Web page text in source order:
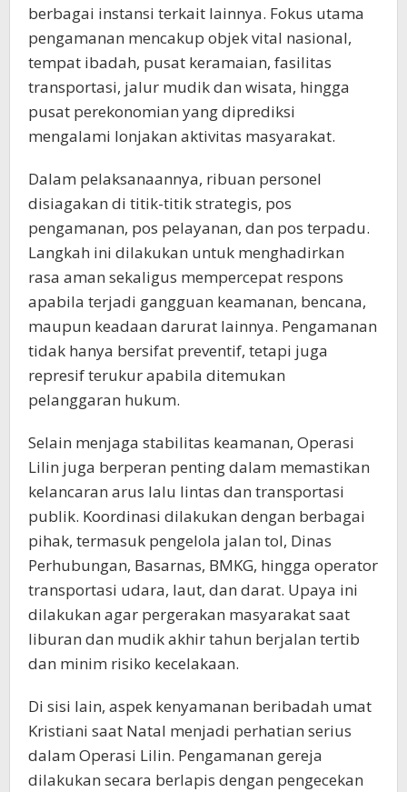
berbagai instansi terkait lainnya. Fokus utama
pengamanan mencakup objek vital nasional,
tempat ibadah, pusat keramaian, fasilitas
transportasi, jalur mudik dan wisata, hingga
pusat perekonomian yang diprediksi
mengalami lonjakan aktivitas masyarakat.
Dalam pelaksanaannya, ribuan personel
disiagakan di titik-titik strategis, pos
pengamanan, pos pelayanan, dan pos terpadu.
Langkah ini dilakukan untuk menghadirkan
rasa aman sekaligus mempercepat respons
apabila terjadi gangguan keamanan, bencana,
maupun keadaan darurat lainnya. Pengamanan
tidak hanya bersifat preventif, tetapi juga
represif terukur apabila ditemukan
pelanggaran hukum.
Selain menjaga stabilitas keamanan, Operasi
Lilin juga berperan penting dalam memastikan
kelancaran arus lalu lintas dan transportasi
publik. Koordinasi dilakukan dengan berbagai
pihak, termasuk pengelola jalan tol, Dinas
Perhubungan, Basarnas, BMKG, hingga operator
transportasi udara, laut, dan darat. Upaya ini
dilakukan agar pergerakan masyarakat saat
liburan dan mudik akhir tahun berjalan tertib
dan minim risiko kecelakaan.
Di sisi lain, aspek kenyamanan beribadah umat
Kristiani saat Natal menjadi perhatian serius
dalam Operasi Lilin. Pengamanan gereja
dilakukan secara berlapis dengan pengecekan